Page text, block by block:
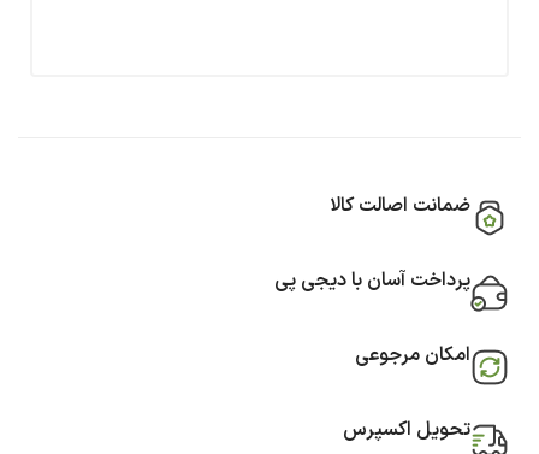
ضمانت اصالت کالا
پرداخت آسان با دیجی پی
امکان مرجوعی
تحویل اکسپرس